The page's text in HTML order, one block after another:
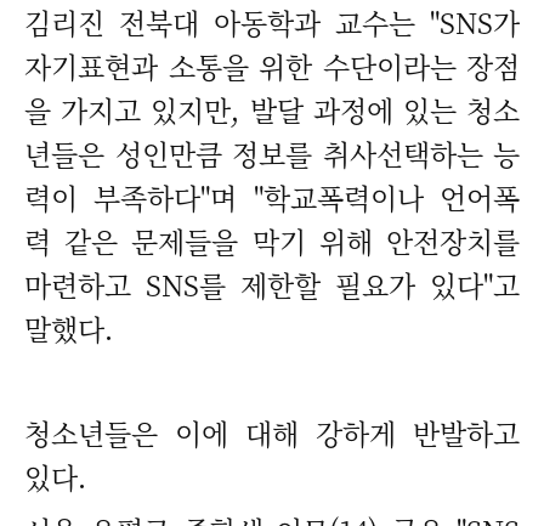
김리진 전북대 아동학과 교수는 "SNS가
자기표현과 소통을 위한 수단이라는 장점
을 가지고 있지만, 발달 과정에 있는 청소
년들은 성인만큼 정보를 취사선택하는 능
력이 부족하다"며 "학교폭력이나 언어폭
력 같은 문제들을 막기 위해 안전장치를
마련하고 SNS를 제한할 필요가 있다"고
말했다.
청소년들은 이에 대해 강하게 반발하고
있다.